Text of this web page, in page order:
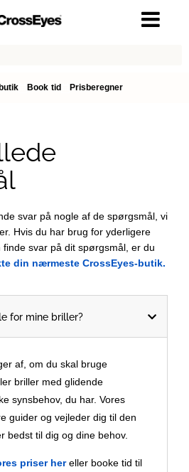
Book tid Prisberegner
svar på nogle af de spørgsmål, vi
Hvis du har brug for yderligere
svar på dit spørgsmål, er du
din nærmeste CrossEyes-butik.
for mine briller?
af, om du skal bruge
briller med glidende
synsbehov, du har. Vores
guider og vejleder dig til den
bedst til dig og dine behov.
priser hereller booke tid til